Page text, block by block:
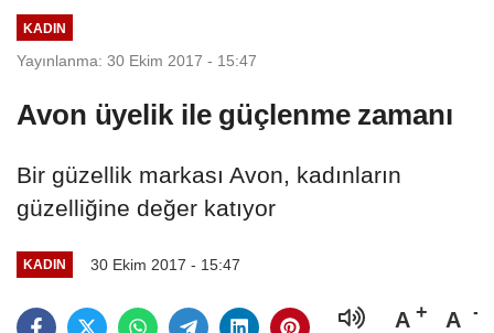
KADIN
Yayınlanma: 30 Ekim 2017 - 15:47
Avon üyelik ile güçlenme zamanı
Bir güzellik markası Avon, kadınların
güzelliğine değer katıyor
KADIN 30 Ekim 2017 - 15:47
A A